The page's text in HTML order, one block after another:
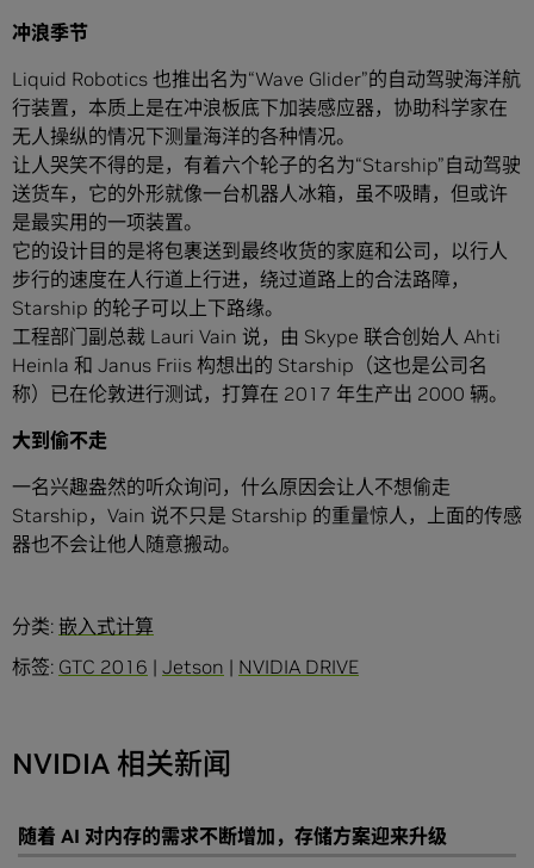
冲浪季节
Liquid Robotics 也推出名为“Wave Glider”的自动驾驶海洋航
行装置，本质上是在冲浪板底下加装感应器，协助科学家在
无人操纵的情况下测量海洋的各种情况。
让人哭笑不得的是，有着六个轮子的名为“Starship”自动驾驶
送货车，它的外形就像一台机器人冰箱，虽不吸睛，但或许
是最实用的一项装置。
它的设计目的是将包裹送到最终收货的家庭和公司，以行人
步行的速度在人行道上行进，绕过道路上的合法路障，
Starship 的轮子可以上下路缘。
工程部门副总裁 Lauri Vain 说，由 Skype 联合创始人 Ahti
Heinla 和 Janus Friis 构想出的 Starship（这也是公司名
称）已在伦敦进行测试，打算在 2017 年生产出 2000 辆。
大到偷不走
一名兴趣盎然的听众询问，什么原因会让人不想偷走
Starship，Vain 说不只是 Starship 的重量惊人，上面的传感
器也不会让他人随意搬动。
分类: 嵌入式计算
标签: GTC 2016 | Jetson | NVIDIA DRIVE
NVIDIA 相关新闻
随着 AI 对内存的需求不断增加，存储方案迎来升级